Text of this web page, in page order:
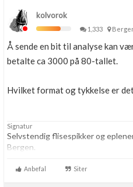
kolvorok
1,333
Å sende en bit til analyse kan
betalte ca 3000 på 80-tallet.
Hvilket format og tykkelse er
Signatur
Selvstendig flisespikker og
Bergen.
Anbefal Siter